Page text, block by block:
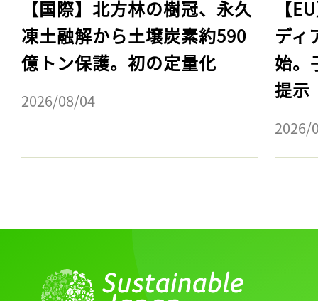
【国際】北方林の樹冠、永久
凍土融解から土壌炭素約590
億トン保護。初の定量化
2026/08/04
【
ディ
始。
提示
2026/